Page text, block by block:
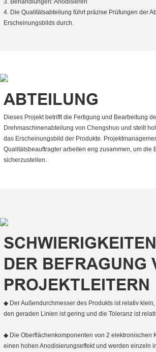
4. Die Qualitätsabteilung führt präzise Prüfungen der
Erscheinungsbilds durch.
ABTEILUNG
Dieses Projekt betrifft die Fertigung und Bearbeitung
Drehmaschinenabteilung von Chengshuo und stellt
das Erscheinungsbild der Produkte.
Qualitätsbeauftragter arbeiten eng zusammen, um die
sicherzustellen.
DER BEFRAGUNG
PROJEKTLEITERN
◆ Der Außendurchmesser des Produkts ist relativ
den geraden Linien ist gering und die Toleranz ist
◆ Die Oberflächenkomponenten von 2 elektronischen
einen hohen Anodisierungseffekt und werden einzeln